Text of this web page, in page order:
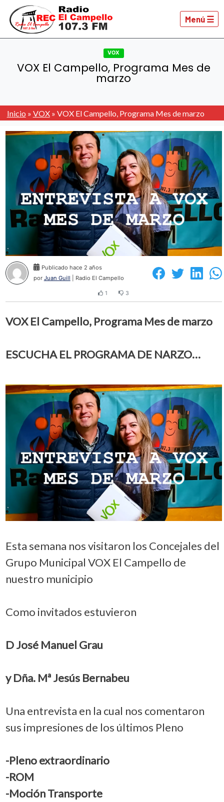
Menú ☰
VOX
VOX El Campello, Programa Mes de
marzo
Inicio » VOX» VOX El Campello, Programa Mes de marzo
Publicado hace 2 años
por Juan Guill | Radio El Campello
1 3
VOX El Campello, Programa Mes de marzo
ESCUCHA EL PROGRAMA DE NARZO…
Esta semana nos visitaron los Concejales del
Grupo Municipal VOX El Campello de
nuestro municipio
Como invitados estuvieron
D José Manuel Grau
y Dña. Mª Jesús Bernabeu
Una entrevista en la cual nos comentaron
sus impresiones de los últimos Pleno
-Pleno extraordinario
-ROM
-Moción Transporte